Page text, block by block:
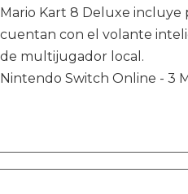
Mario Kart 8 Deluxe incluye
cuentan con el volante
de multijugador local.
Nintendo Switch Online - 3